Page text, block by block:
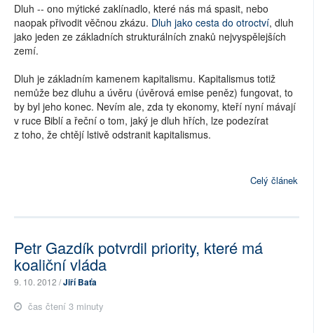
Dluh -- ono mýtické zaklínadlo, které nás má spasit, nebo
naopak přivodit věčnou zkázu. Dluh jako cesta do otroctví, dluh
jako jeden ze základních strukturálních znaků nejvyspělejších
zemí.
Dluh je základním kamenem kapitalismu. Kapitalismus totiž
nemůže bez dluhu a úvěru (úvěrová emise peněz) fungovat, to
by byl jeho konec. Nevím ale, zda ty ekonomy, kteří nyní mávají
v ruce Biblí a řeční o tom, jaký je dluh hřích, lze podezírat
z toho, že chtějí lstivě odstranit kapitalismus.
Celý článek
Petr Gazdík potvrdil priority, které má
koaliční vláda
9. 10. 2012 /Jiří Baťa
čas čtení 3 minuty